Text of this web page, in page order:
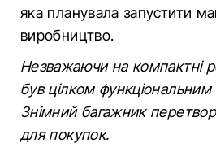
яка планувала запустити
виробництво.
Незважаючи на компактні
був цілком
Знімний багажник
для покупок.